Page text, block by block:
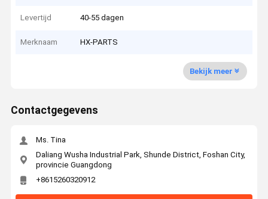
Levertijd 40-55 dagen
Merknaam HX-PARTS
Bekijk meer
Contactgegevens
Ms. Tina
Daliang Wusha Industrial Park, Shunde District, Foshan City,
provincie Guangdong
+8615260320912